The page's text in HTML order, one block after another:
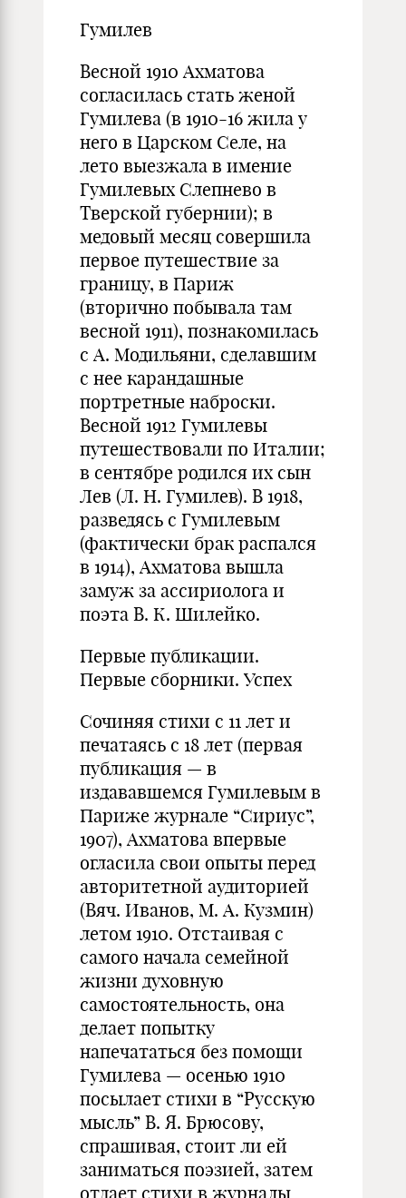
Гумилев
Весной 1910 Ахматова
согласилась стать женой
Гумилева (в 1910-16 жила у
него в Царском Селе, на
лето выезжала в имение
Гумилевых Слепнево в
Тверской губернии); в
медовый месяц совершила
первое путешествие за
границу, в Париж
(вторично побывала там
весной 1911), познакомилась
с А. Модильяни, сделавшим
с нее карандашные
портретные наброски.
Весной 1912 Гумилевы
путешествовали по Италии;
в сентябре родился их сын
Лев (Л. Н. Гумилев). В 1918,
разведясь с Гумилевым
(фактически брак распался
в 1914), Ахматова вышла
замуж за ассириолога и
поэта В. К. Шилейко.
Первые публикации.
Первые сборники. Успех
Сочиняя стихи с 11 лет и
печатаясь с 18 лет (первая
публикация — в
издававшемся Гумилевым в
Париже журнале “Сириус”,
1907), Ахматова впервые
огласила свои опыты перед
авторитетной аудиторией
(Вяч. Иванов, М. А. Кузмин)
летом 1910. Отстаивая с
самого начала семейной
жизни духовную
самостоятельность, она
делает попытку
напечататься без помощи
Гумилева — осенью 1910
посылает стихи в “Русскую
мысль” В. Я. Брюсову,
спрашивая, стоит ли ей
заниматься поэзией, затем
отдает стихи в журналы